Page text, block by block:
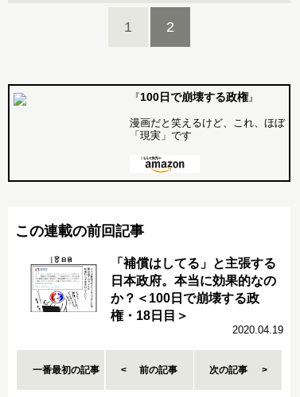
1 2
『100日で崩壊する政権』
漫画だと笑えるけど、これ、ほぼ
「現実」です
この連載の前回記事
「補償はしてる」と主張する
日本政府。本当に効果的なの
か？＜100日で崩壊する政
権・18日目＞
2020.04.19
一番最初の記事 前の記事 次の記事